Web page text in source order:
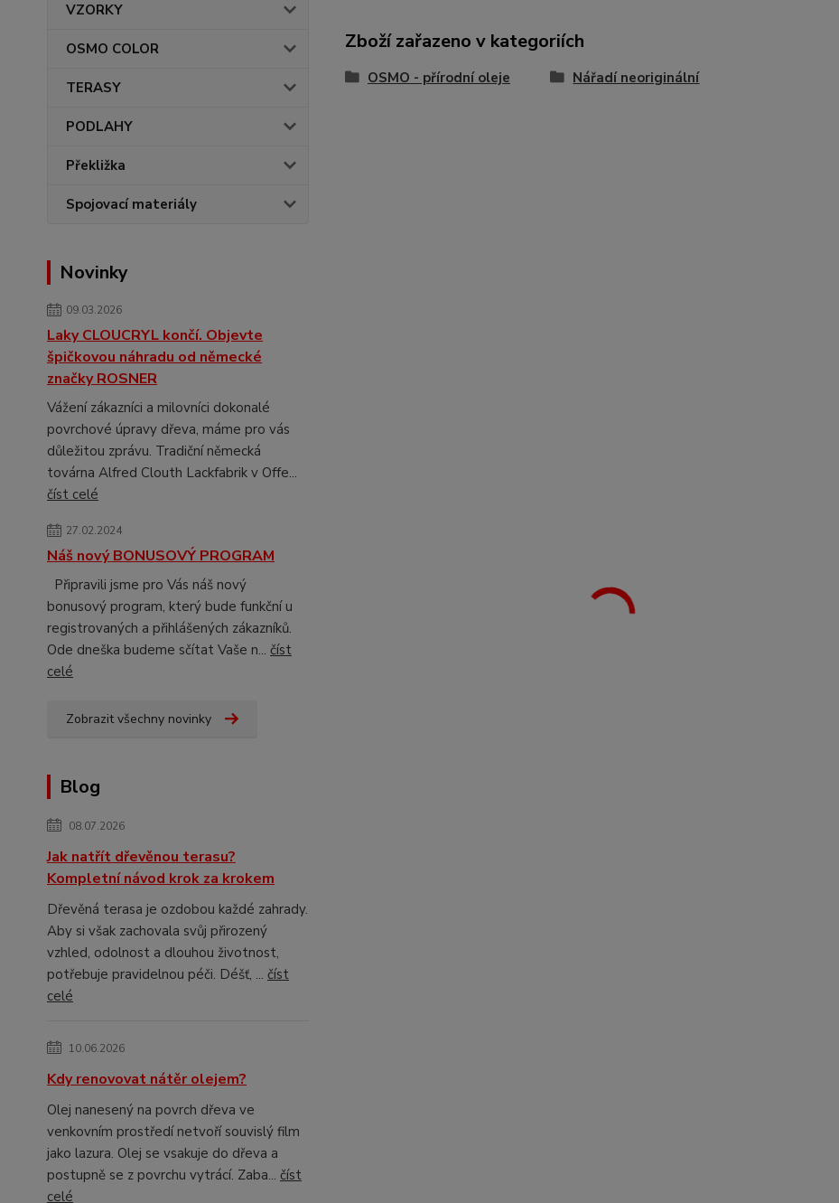
VZORKY
OSMO COLOR
TERASY
PODLAHY
Překližka
Spojovací materiály
Novinky
09.03.2026
Laky CLOUCRYL končí. Objevte
špičkovou náhradu od německé
značky ROSNER
Vážení zákazníci a milovníci dokonalé
povrchové úpravy dřeva, máme pro vás
důležitou zprávu. Tradiční německá
továrna Alfred Clouth Lackfabrik v Offe...
číst celé
27.02.2024
Náš nový BONUSOVÝ PROGRAM
Připravili jsme pro Vás náš nový
bonusový program, který bude funkční u
registrovaných a přihlášených zákazníků.
Ode dneška budeme sčítat Vaše n... číst
celé
Zobrazit všechny novinky
Blog
08.07.2026
Jak natřít dřevěnou terasu?
Kompletní návod krok za krokem
Dřevěná terasa je ozdobou každé zahrady.
Aby si však zachovala svůj přirozený
vzhled, odolnost a dlouhou životnost,
potřebuje pravidelnou péči. Déšť, ... číst
celé
10.06.2026
Kdy renovovat nátěr olejem?
Olej nanesený na povrch dřeva ve
venkovním prostředí netvoří souvislý film
jako lazura. Olej se vsakuje do dřeva a
postupně se z povrchu vytrácí. Zaba... číst
celé
Zboží zařazeno v kategoriích
OSMO - přírodní oleje Nářadí neoriginální